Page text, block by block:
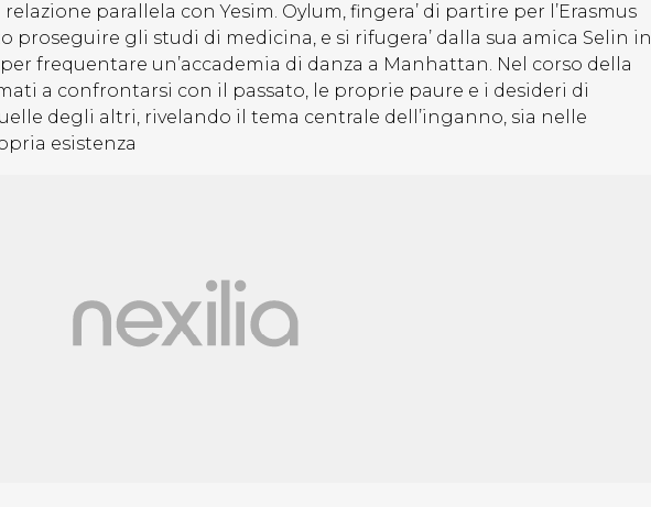
parallela con Yesim. Oylum, fingera’ di partire per l’Erasmus
proseguire gli studi di medicina, e si rifugera’ dalla sua amica Selin in
frequentare un’accademia di danza a Manhattan. Nel corso della
a confrontarsi con il passato, le proprie paure e i desideri di
degli altri, rivelando il tema centrale dell’inganno, sia nelle
esistenza